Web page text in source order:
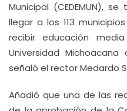
Municipal (CEDEMUN),
llegar a los 113
recibir educación
Universidad
señaló el rector Medardo
Añadió que una de las